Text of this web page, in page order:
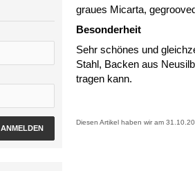
graues Micarta, gegrooved
Besonderheit
Sehr schönes und
Stahl, Backen aus
tragen kann.
Diesen Artikel haben wir am
ANMELDEN